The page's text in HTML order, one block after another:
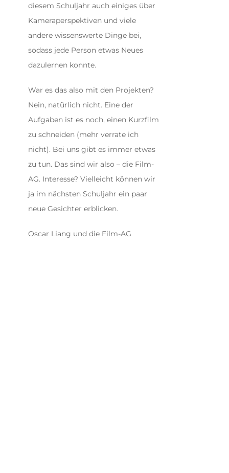
diesem Schuljahr auch einiges über
Kameraperspektiven und viele
andere wissenswerte Dinge bei,
sodass jede Person etwas Neues
dazulernen konnte.
War es das also mit den Projekten?
Nein, natürlich nicht. Eine der
Aufgaben ist es noch, einen Kurzfilm
zu schneiden (mehr verrate ich
nicht). Bei uns gibt es immer etwas
zu tun. Das sind wir also – die Film-
AG. Interesse? Vielleicht können wir
ja im nächsten Schuljahr ein paar
neue Gesichter erblicken.
Oscar Liang und die Film-AG